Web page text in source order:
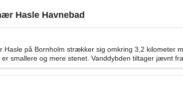
Hasle Havnebad
Hasle på Bornholm strækker sig omkring 3,2 kilometer
smallere og mere stenet. Vanddybden tiltager jævnt fra